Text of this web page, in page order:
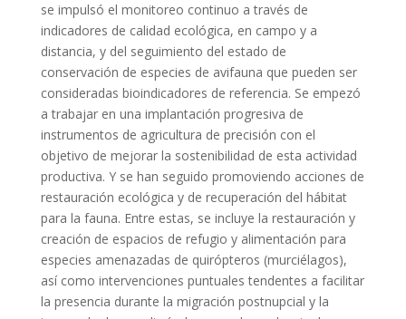
se impulsó el monitoreo continuo a través de
indicadores de calidad ecológica, en campo y a
distancia, y del seguimiento del estado de
conservación de especies de avifauna que pueden ser
consideradas bioindicadores de referencia. Se empezó
a trabajar en una implantación progresiva de
instrumentos de agricultura de precisión con el
objetivo de mejorar la sostenibilidad de esta actividad
productiva. Y se han seguido promoviendo acciones de
restauración ecológica y de recuperación del hábitat
para la fauna. Entre estas, se incluye la restauración y
creación de espacios de refugio y alimentación para
especies amenazadas de quirópteros (murciélagos),
así como intervenciones puntuales tendentes a facilitar
la presencia durante la migración postnupcial y la